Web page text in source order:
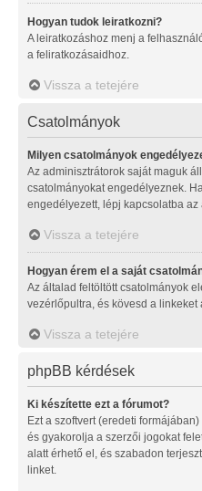
Hogyan tudok leiratkozni?
A leiratkozáshoz menj a
a feliratkozásaidhoz.
Vissza a tetejére
Csatolmányok
Milyen csatolmányok
Az adminisztrátorok saját maguk
csatolmányokat engedélyeznek.
engedélyezett, lépj kapcsolatba az
Vissza a tetejére
Hogyan érem el a saját
Az általad feltöltött csatolmányok
vezérlőpultra, és kövesd a linkeket
Vissza a tetejére
phpBB kérdések
Ki készítette ezt a fórumot?
Ezt a szoftvert (eredeti formájában)
és gyakorolja a szerzői jogokat
alatt érhető el, és szabadon
linket.